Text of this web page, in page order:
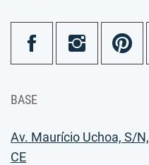
BASE
Av. Maurício Uchoa, S/
CE